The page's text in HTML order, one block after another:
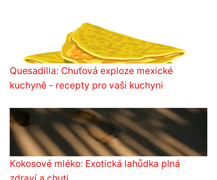
Quesadilla: Chuťová exploze mexické
kuchyně - recepty pro vaši kuchyni
Kokosové mléko: Exotická lahůdka plná